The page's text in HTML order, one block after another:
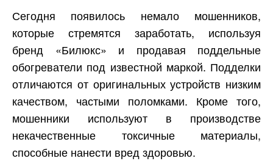
Сегодня появилось немало мошенников,
которые стремятся заработать, используя
бренд «Билюкс» и продавая поддельные
обогреватели под известной маркой. Подделки
отличаются от оригинальных устройств низким
качеством, частыми поломками. Кроме того,
мошенники используют в производстве
некачественные токсичные материалы,
способные нанести вред здоровью.